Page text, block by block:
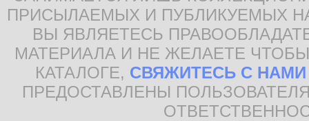
ПРИСЫЛАЕМЫХ И ПУБЛИКУЕМЫХ
ВЫ ЯВЛЯЕТЕСЬ
МАТЕРИАЛА И НЕ ЖЕЛАЕТЕ
КАТАЛОГЕ, СВЯЖИТЕСЬ С НАМИ
ПРЕДОСТАВЛЕНЫ